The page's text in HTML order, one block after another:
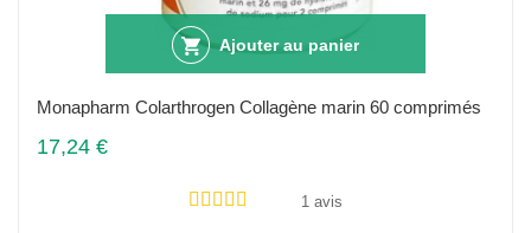
Ajouter au panier
Monapharm Colarthrogen Collagène marin 60 comprimés
17,24 €
1 avis